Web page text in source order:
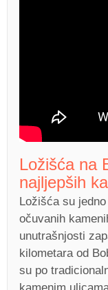
Ložišća na
najljepših
Ložišća su
očuvanih
unutrašnjosti
kilometara od
su po